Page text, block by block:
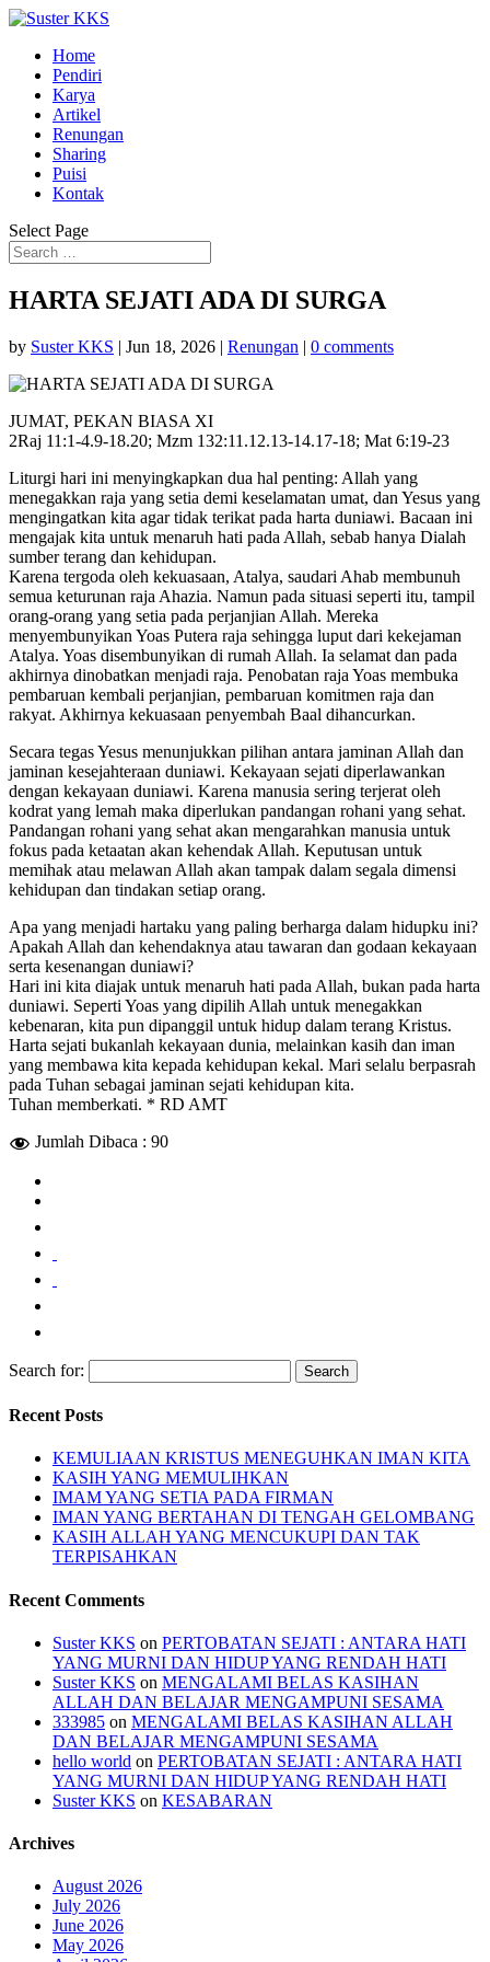
Home
Pendiri
Karya
Artikel
Renungan
Sharing
Puisi
Kontak
Select Page
HARTA SEJATI ADA DI SURGA
by Suster KKS | Jun 18, 2026 | Renungan | 0 comments
JUMAT, PEKAN BIASA XI
2Raj 11:1-4.9-18.20; Mzm 132:11.12.13-14.17-18; Mat 6:19-23
Liturgi hari ini menyingkapkan dua hal penting: Allah yang
menegakkan raja yang setia demi keselamatan umat, dan Yesus yang
mengingatkan kita agar tidak terikat pada harta duniawi. Bacaan ini
mengajak kita untuk menaruh hati pada Allah, sebab hanya Dialah
sumber terang dan kehidupan.
Karena tergoda oleh kekuasaan, Atalya, saudari Ahab membunuh
semua keturunan raja Ahazia. Namun pada situasi seperti itu, tampil
orang-orang yang setia pada perjanjian Allah. Mereka
menyembunyikan Yoas Putera raja sehingga luput dari kekejaman
Atalya. Yoas disembunyikan di rumah Allah. Ia selamat dan pada
akhirnya dinobatkan menjadi raja. Penobatan raja Yoas membuka
pembaruan kembali perjanjian, pembaruan komitmen raja dan
rakyat. Akhirnya kekuasaan penyembah Baal dihancurkan.
Secara tegas Yesus menunjukkan pilihan antara jaminan Allah dan
jaminan kesejahteraan duniawi. Kekayaan sejati diperlawankan
dengan kekayaan duniawi. Karena manusia sering terjerat oleh
kodrat yang lemah maka diperlukan pandangan rohani yang sehat.
Pandangan rohani yang sehat akan mengarahkan manusia untuk
fokus pada ketaatan akan kehendak Allah. Keputusan untuk
memihak atau melawan Allah akan tampak dalam segala dimensi
kehidupan dan tindakan setiap orang.
Apa yang menjadi hartaku yang paling berharga dalam hidupku ini?
Apakah Allah dan kehendaknya atau tawaran dan godaan kekayaan
serta kesenangan duniawi?
Hari ini kita diajak untuk menaruh hati pada Allah, bukan pada harta
duniawi. Seperti Yoas yang dipilih Allah untuk menegakkan
kebenaran, kita pun dipanggil untuk hidup dalam terang Kristus.
Harta sejati bukanlah kekayaan dunia, melainkan kasih dan iman
yang membawa kita kepada kehidupan kekal. Mari selalu berpasrah
pada Tuhan sebagai jaminan sejati kehidupan kita.
Tuhan memberkati. * RD AMT
Jumlah Dibaca : 90
Search for:
Recent Posts
KEMULIAAN KRISTUS MENEGUHKAN IMAN KITA
KASIH YANG MEMULIHKAN
IMAM YANG SETIA PADA FIRMAN
IMAN YANG BERTAHAN DI TENGAH GELOMBANG
KASIH ALLAH YANG MENCUKUPI DAN TAK
TERPISAHKAN
Recent Comments
Suster KKS on PERTOBATAN SEJATI : ANTARA HATI
YANG MURNI DAN HIDUP YANG RENDAH HATI
Suster KKS on MENGALAMI BELAS KASIHAN
ALLAH DAN BELAJAR MENGAMPUNI SESAMA
333985 on MENGALAMI BELAS KASIHAN ALLAH
DAN BELAJAR MENGAMPUNI SESAMA
hello world on PERTOBATAN SEJATI : ANTARA HATI
YANG MURNI DAN HIDUP YANG RENDAH HATI
Suster KKS on KESABARAN
Archives
August 2026
July 2026
June 2026
May 2026